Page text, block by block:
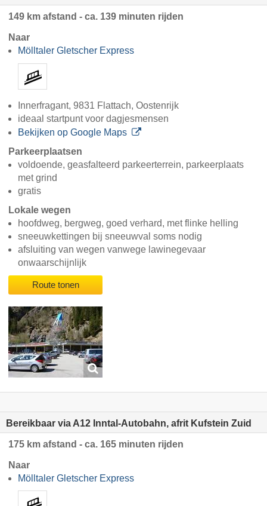
149 km afstand - ca. 139 minuten rijden
Naar
Mölltaler Gletscher Express
Innerfragant, 9831 Flattach, Oostenrijk
ideaal startpunt voor dagjesmensen
Bekijken op Google Maps
Parkeerplaatsen
voldoende, geasfalteerd parkeerterrein, parkeerplaats
met grind
gratis
Lokale wegen
hoofdweg, bergweg, goed verhard, met flinke helling
sneeuwkettingen bij sneeuwval soms nodig
afsluiting van wegen vanwege lawinegevaar
onwaarschijnlijk
Route tonen
Bereikbaar via A12 Inntal-Autobahn, afrit Kufstein Zuid
175 km afstand - ca. 165 minuten rijden
Naar
Mölltaler Gletscher Express